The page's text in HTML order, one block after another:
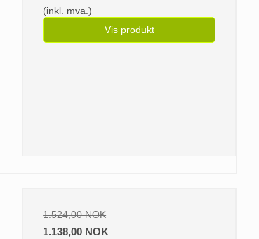
(inkl. mva.)
Vis produkt
1.524,00 NOK
1.138,00 NOK